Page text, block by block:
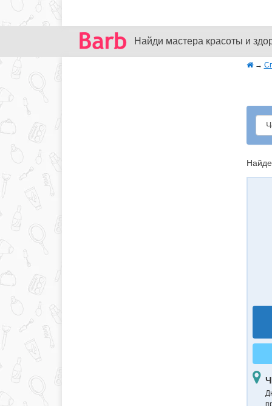
Найди мастера красоты и
→